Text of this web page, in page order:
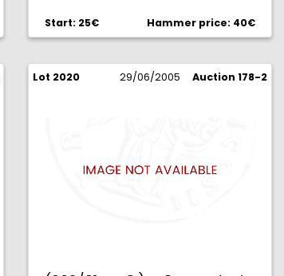
Start: 25€ Hammer price: 40€
Lot 2020 29/06/2005 Auction 178-2